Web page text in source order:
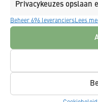
Privacykeuzes opslaan
Beheer 696 leveranciersLees